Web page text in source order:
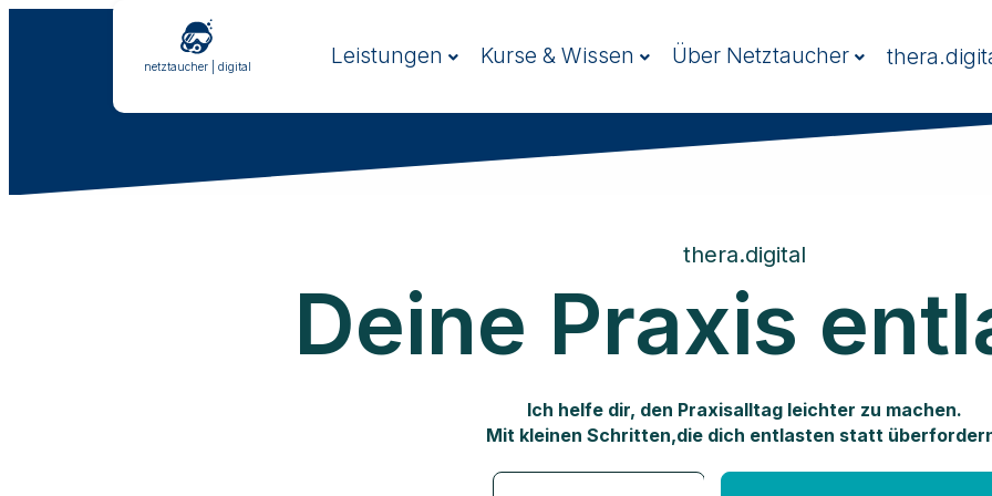
netztaucher | digital Leistungen Kurse & Wissen Über Netztaucher
thera.digital
Deine Praxis
Ich helfe dir, den Praxisalltag leichter zu machen.
Mit kleinen Schritten,die dich entlasten statt